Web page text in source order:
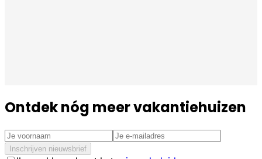
Ontdek nóg meer vakantiehuizen
Inschrijven nieuwsbrief